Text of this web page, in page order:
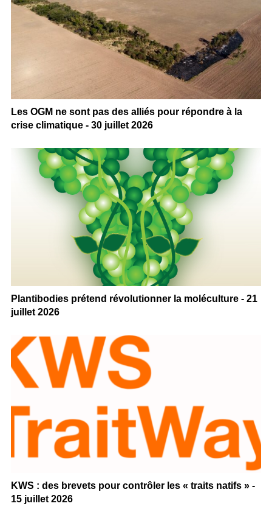
Les OGM ne sont pas des alliés pour répondre à la
crise climatique - 30 juillet 2026
Plantibodies prétend révolutionner la moléculture - 21
juillet 2026
KWS : des brevets pour contrôler les « traits natifs » -
15 juillet 2026